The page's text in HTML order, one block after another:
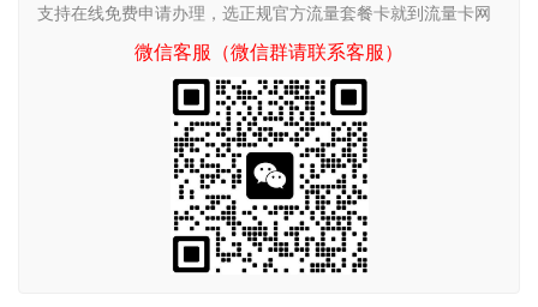
支持在线免费申请办理，选正规官方流量套餐卡就到流量卡网
微信客服（微信群请联系客服）